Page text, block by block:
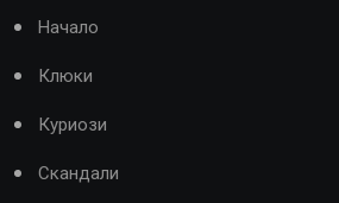
Начало
Клюки
Куриози
Скандали